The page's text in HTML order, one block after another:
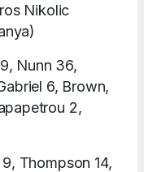
Nikolic
Nunn 36,
6, Brown,
2,
Thompson 14,